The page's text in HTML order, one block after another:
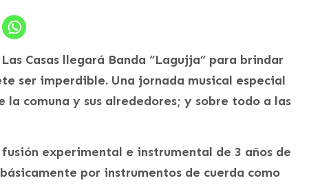
Casas llegará Banda “Lagujja” para brindar
ser imperdible. Una jornada musical especial
comuna y sus alrededores; y sobre todo a las
experimental e instrumental de 3 años de
por instrumentos de cuerda como